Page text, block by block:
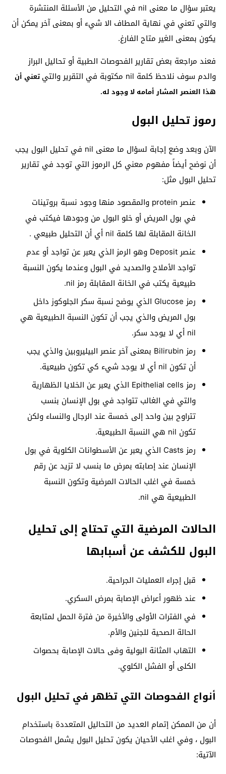
يعتبر سؤال ما معنى nil في التحليل من الأسئلة المنتشرة
والتي تعني في نهاية المطاف الا شيء أو بمعنى آخر يمكن أن
يكون بمعنى الغير متاح الفارغ.
فعند مراجعة بعض تقارير الفحوصات الطبية أو تحاليل البراز
والدم سوف نلاحظ كلمة nil مكتوبة في التقرير والتي
تعني أن
هذا العنصر المشار أمامه لا وجود له.
رموز تحليل البول
الآن وبعد وضع إجابة لسؤال ما معنى nil في تحليل البول يجب
أن نوضح أيضاً مفهوم معني كل الرموز التي توجد في تقارير
تحليل البول مثل:
عنصر protein والمقصود منها وجود نسبة بروتينات
في بول المريض أو خلو البول من وجودها فيكتب في
الخانة المقابلة لها كلمة nil أي أن التحليل طبيعي .
عنصر Deposit وهو الرمز الذي يعبر عن تواجد أو عدم
تواجد الأملاح والصديد في البول وعندما يكون النسبة
طبيعية يكتب في الخانة المقابلة رمز nil.
رمز Glucose الذي يوضح نسبة سكر الجلوكوز داخل
بول المريض والذي يجب أن تكون النسبة الطبيعية هي
nil أي لا يوجد سكر.
رمز Bilirubin بمعنى آخر عنصر البيليروبين والذي يجب
أن تكون nil أي لا يوجد شيء كي تكون طبيعية.
رمز Epithelial cells الذي يعبر عن الخلايا الظهارية
والتي في الغالب تتواجد في بول الإنسان بنسب
تتراوح بين واحد إلى خمسة عند الرجال والنساء ولكن
تكون nil هي النسبة الطبيعية.
رمز Casts الذي يعبر عن الأسطوانات الكلوية في بول
الإنسان عند إصابته بمرض ما بنسب لا تزيد عن رقم
خمسة في اغلب الحالات المرضية وتكون النسبة
الطبيعية هي nil.
الحالات المرضية التي تحتاج إلى تحليل
البول للكشف عن أسبابها
قبل إجراء العمليات الجراحية.
عند ظهور أعراض الإصابة بمرض السكري.
في الفترات الأولى والأخيرة من فترة الحمل لمتابعة
الحالة الصحية للجنين والأم.
التهاب المثانة البولية وفى حالات الإصابة بحصوات
الكلى أو الفشل الكلوي.
أنواع الفحوصات التي تظهر في تحليل البول
أن من الممكن إتمام العديد من التحاليل المتعددة باستخدام
البول ، وفي اغلب الأحيان يكون تحليل البول يشمل الفحوصات
الآتية: